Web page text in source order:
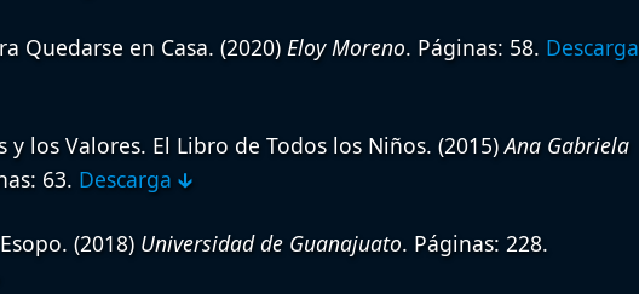
Quedarse en Casa. (2020) Eloy Moreno. Páginas: 58. Descarga
y los Valores. El Libro de Todos los Niños. (2015)Ana Gabriela
63. Descarga 🡳
(2018) Universidad de Guanajuato. Páginas: 228.